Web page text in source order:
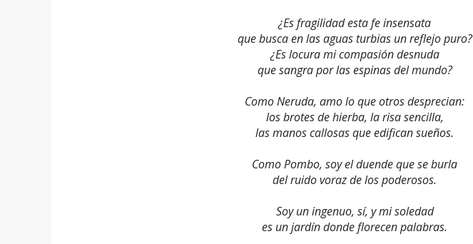
¿Es fragilidad esta fe insensata
que busca en las aguas turbias un reflejo puro?
¿Es locura mi compasión desnuda
que sangra por las espinas del mundo?
Como Neruda, amo lo que otros desprecian:
los brotes de hierba, la risa sencilla,
las manos callosas que edifican sueños.
Como Pombo, soy el duende que se burla
del ruido voraz de los poderosos.
Soy un ingenuo, sí, y mi soledad
es un jardín donde florecen palabras.